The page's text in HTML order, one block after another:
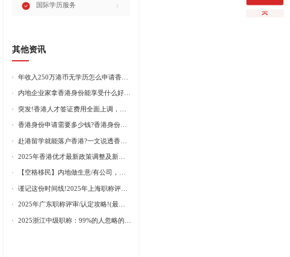
国际学历服务
其他资讯
内地企业家拿香港身份能享受什么好处?哪种申请途径更适合企业家?
【空格移民】内地做生意/有公司，学历不高怎么办理香港身份?